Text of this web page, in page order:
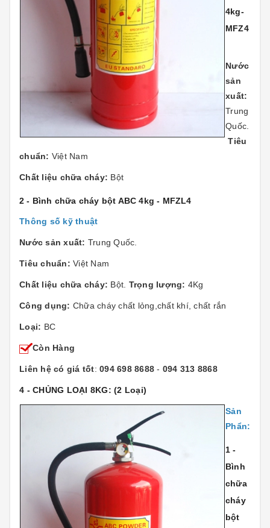
4kg-
MFZ4
Nước
sản
xuất:
Trung
Quốc.
Tiêu
chuẩn: Việt Nam
Chất liệu chữa cháy: Bột
2 - Bình chữa cháy bột ABC 4kg - MFZL4
Thông số kỹ thuật
Nước sản xuất: Trung Quốc.
Tiêu chuẩn: Việt Nam
Chất liệu chữa cháy: Bột. Trọng lượng: 4Kg
Công dụng: Chữa cháy chất lỏng,chất khí, chất rắn
Loại: BC
Còn Hàng
Liên hệ có giá tốt: 094 698 8688 - 094 313 8868
4 - CHỦNG LOẠI 8KG: (2 Loại)
Sản
Phẩn:
1 -
Bình
chữa
cháy
bột